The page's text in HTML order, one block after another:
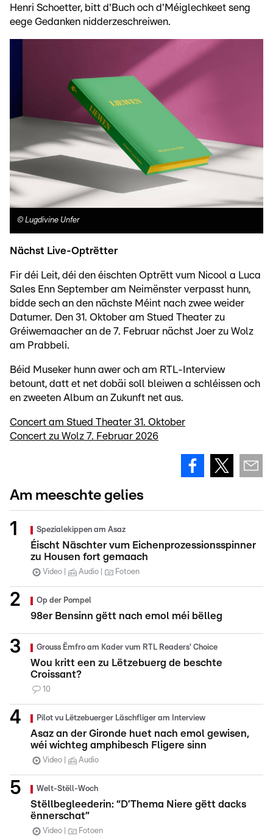
Henri Schoetter, bitt d'Buch och d'Méiglechkeet seng
eege Gedanken nidderzeschreiwen.
© Lugdivine Unfer
Nächst Live-Optrëtter
Fir déi Leit, déi den éischten Optrëtt vum Nicool a Luca
Sales Enn September am Neimënster verpasst hunn,
bidde sech an den nächste Méint nach zwee weider
Datumer. Den 31. Oktober am Stued Theater zu
Gréiwemaacher an de 7. Februar nächst Joer zu Wolz
am Prabbeli.
Béid Museker hunn awer och am RTL-Interview
betount, datt et net dobäi soll bleiwen a schléissen och
en zweeten Album an Zukunft net aus.
Concert am Stued Theater 31. Oktober
Concert zu Wolz 7. Februar 2026
Am meeschte gelies
Spezialekippen am Asaz
Éischt Näschter vum Eichenprozessionsspinner
zu Housen fort gemaach
Video Audio Fotoen
Op der Pompel
98er Bensinn gëtt nach emol méi bëlleg
Grouss Ëmfro am Kader vum RTL Readers' Choice
Wou kritt een zu Lëtzebuerg de beschte
Croissant?
10
Pilot vu Lëtzebuerger Läschfliger am Interview
Asaz an der Gironde huet nach emol gewisen,
wéi wichteg amphibesch Fligere sinn
Video Audio
Welt-Stëll-Woch
Stëllbegleederin: “D’Thema Niere gëtt dacks
ënnerschat”
Video Fotoen